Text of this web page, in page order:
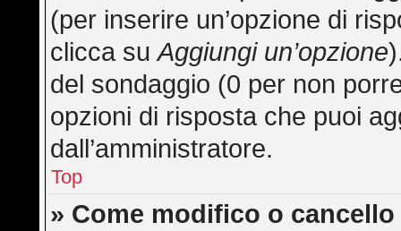
(per inserire un’opzione di
clicca suAggiungi un’opzione
del sondaggio (0 per non
opzioni di risposta che puoi
dall’amministratore.
Top
» Come modifico o